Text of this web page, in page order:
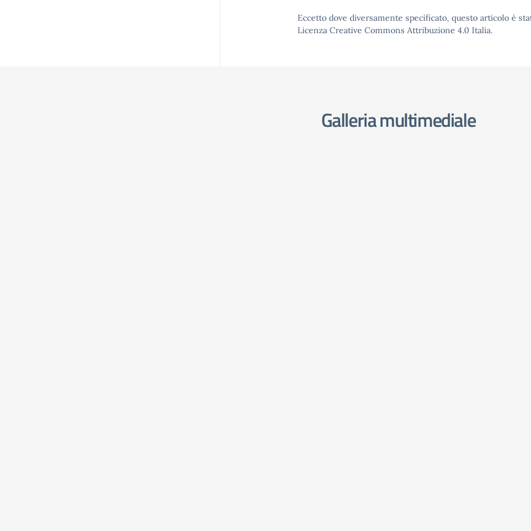
Eccetto dove diversamente specificato, questo articolo è
Licenza Creative Commons Attribuzione 4.0 Italia.
Galleria multimediale